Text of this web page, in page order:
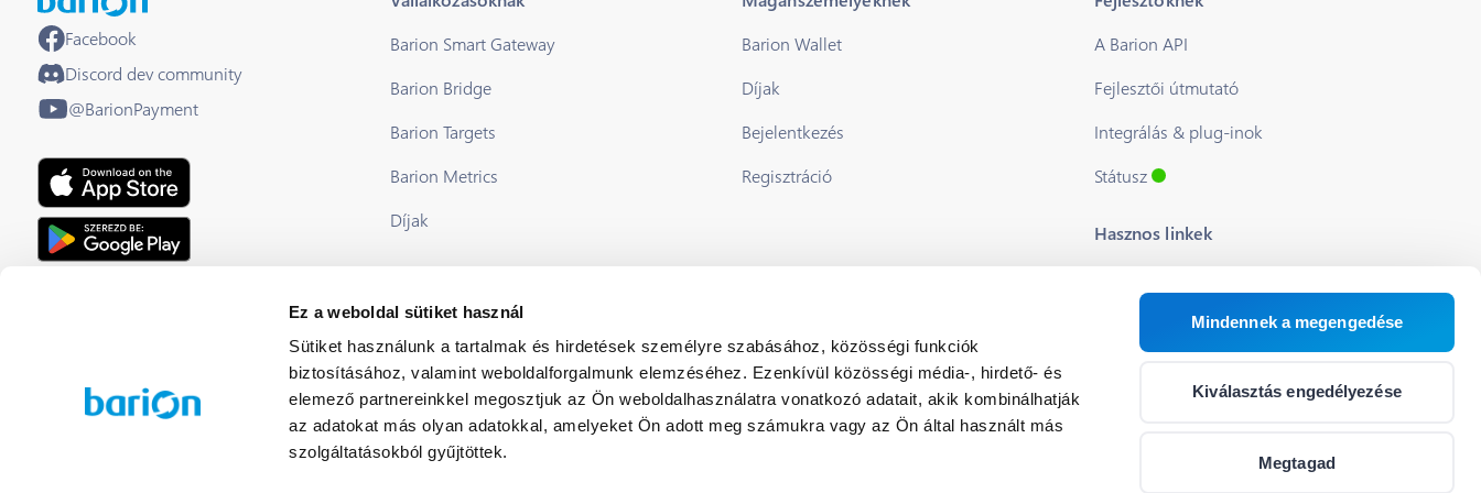
Ez a weboldal sütiket használ
Sütiket használunk a tartalmak és hirdetések személyre szabásához, közösségi funkciók
biztosításához, valamint weboldalforgalmunk elemzéséhez. Ezenkívül közösségi média-, hirdető- és
elemező partnereinkkel megosztjuk az Ön weboldalhasználatra vonatkozó adatait, akik kombinálhatják
az adatokat más olyan adatokkal, amelyeket Ön adott meg számukra vagy az Ön által használt más
szolgáltatásokból gyűjtöttek.
Mindennek a megengedése
Kiválasztás engedélyezése
Megtagad
Facebook
Discord dev community
@BarionPayment
EU Licensed & Regulated Financial
Barion Smart Gateway
Barion Bridge
Barion Targets
Barion Metrics
Díjak
Barion Wallet
Díjak
Bejelentkezés
Regisztráció
A Barion API
Fejlesztői útmutató
Integrálás & plug-inok
Státusz
Hasznos linkek